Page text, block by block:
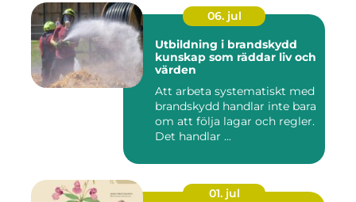
06. jul
Utbildning i brandskydd
kunskap som räddar liv och
värden
Att arbeta systematiskt med
brandskydd handlar inte bara
om att följa lagar och regler.
Det handlar ...
01. jul